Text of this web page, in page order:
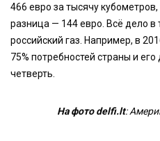
466 евро за тысячу
разница — 144 евро. Всё дело
российский газ. Например, в
75% потребностей страны и
четверть.
На фото delfi.lt: